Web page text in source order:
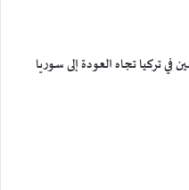
تركيا تجاه العودة إلى سوريا